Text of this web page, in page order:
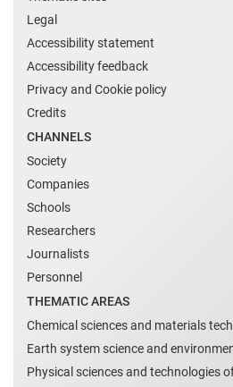
Legal
Accessibility statement
Accessibility feedback
Privacy and Cookie policy
Credits
CHANNELS
Society
Companies
Schools
Researchers
Journalists
Personnel
THEMATIC AREAS
Chemical sciences and materials
Earth system science and
Physical sciences and technologies